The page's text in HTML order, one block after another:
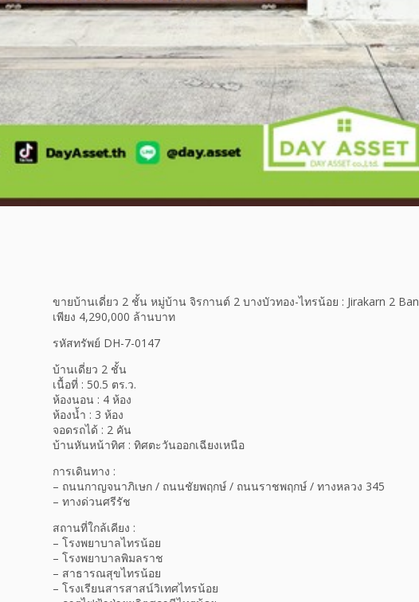
ขายบ้านเดี่ยว 2 ชั้น หมู่บ้าน จิรกานต์ 2 บางบัวทอง-ไทรน้อย : Jirakarn 2
เพียง 4,290,000 ล้านบาท
รหัสทรัพย์ DH-7-0147
บ้านเดี่ยว 2 ชั้น
เนื้อที่ : 50.5 ตร.ว.
ห้องนอน : 4 ห้อง
ห้องน้ำ : 3 ห้อง
จอดรถได้ : 2 คัน
บ้านหันหน้าทิศ : ทิศตะวันออกเฉียงเหนือ
การเดินทาง :
– ถนนกาญจนาภิเษก / ถนนชัยพฤกษ์ / ถนนราชพฤกษ์ / ทางหลวง 345
– ทางด่วนศรีรัช
สถานที่ใกล้เคียง :
– โรงพยาบาลไทรน้อย
– โรงพยาบาลพิมลราช
– สาธารณสุขไทรน้อย
– โรงเรียนสารสาสน์วิเทศไทรน้อย